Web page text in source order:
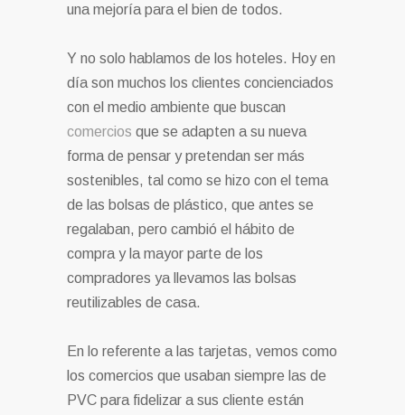
una mejoría para el bien de todos.
Y no solo hablamos de los hoteles. Hoy en
día son muchos los clientes concienciados
con el medio ambiente que buscan
comercios que se adapten a su nueva
forma de pensar y pretendan ser más
sostenibles, tal como se hizo con el tema
de las bolsas de plástico, que antes se
regalaban, pero cambió el hábito de
compra y la mayor parte de los
compradores ya llevamos las bolsas
reutilizables de casa.
En lo referente a las tarjetas, vemos como
los comercios que usaban siempre las de
PVC para fidelizar a sus cliente están